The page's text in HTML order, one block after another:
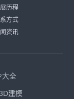
历程
方式
资讯
大全
建模